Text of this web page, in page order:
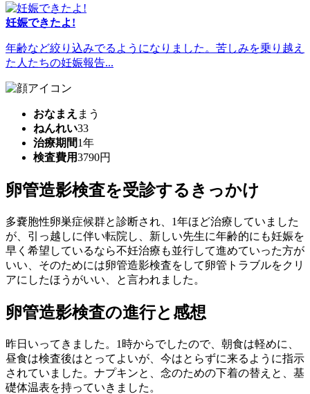
妊娠できたよ!
年齢など絞り込みでるようになりました。苦しみを乗り越え
た人たちの妊娠報告...
おなまえ まう
ねんれい33
治療期間1年
検査費用3790円
卵管造影検査を受診するきっかけ
多嚢胞性卵巣症候群と診断され、1年ほど治療していました
が、引っ越しに伴い転院し、新しい先生に年齢的にも妊娠を
早く希望しているなら不妊治療も並行して進めていった方が
いい、そのためには卵管造影検査をして卵管トラブルをクリ
アにしたほうがいい、と言われました。
卵管造影検査の進行と感想
昨日いってきました。1時からでしたので、朝食は軽めに、
昼食は検査後はとってよいが、今はとらずに来るように指示
されていました。ナプキンと、念のための下着の替えと、基
礎体温表を持っていきました。